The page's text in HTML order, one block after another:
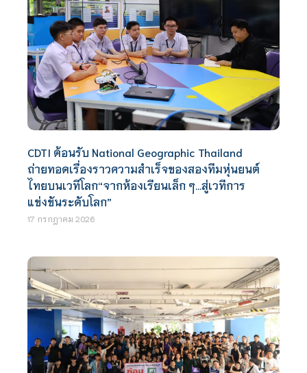
CDTI ต้อนรับ National Geographic Thailand
ถ่ายทอดเรื่องราวความสำเร็จของสองทีมหุ่นยนต์
ไทยบนเวทีโลก“จากห้องเรียนเล็ก ๆ…สู่เวทีการ
แข่งขันระดับโลก”
17 กรกฎาคม 2026